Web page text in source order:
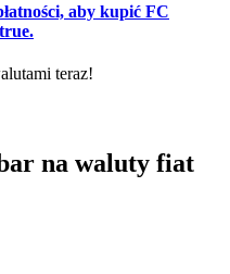
aby kupić FC
teraz!
na waluty fiat